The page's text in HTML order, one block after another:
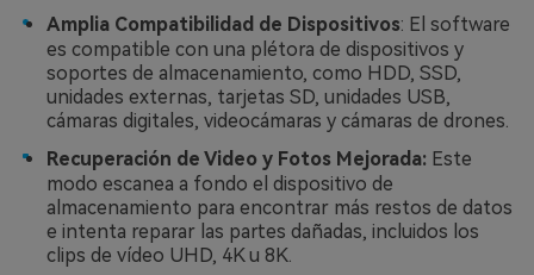
Amplia Compatibilidad de Dispositivos: El software
es compatible con una plétora de dispositivos y
soportes de almacenamiento, como HDD, SSD,
unidades externas, tarjetas SD, unidades USB,
cámaras digitales, videocámaras y cámaras de drones.
Recuperación de Video y Fotos Mejorada: Este
modo escanea a fondo el dispositivo de
almacenamiento para encontrar más restos de datos
e intenta reparar las partes dañadas, incluidos los
clips de vídeo UHD, 4K u 8K.